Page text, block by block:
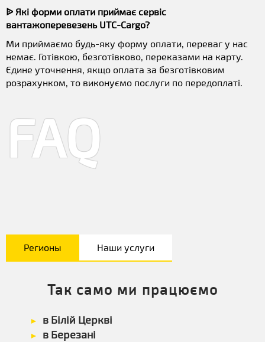
ᐉ Які форми оплати приймає сервіс
вантажоперевезень UTC-Cargo?
Ми приймаємо будь-яку форму оплати, переваг у нас
немає. Готівкою, безготівково, переказами на карту.
Єдине уточнення, якщо оплата за безготівковим
розрахунком, то виконуємо послуги по передоплаті.
FAQ
Регионы Наши услуги
Так само ми працюємо
в Білій Церкві
в Березані